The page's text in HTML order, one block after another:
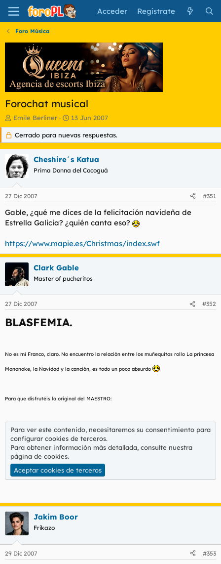
Acceder Regístrate
Foro Música
Forochat musical
I
n
c
i
a
d
o
r
d
l
t
m
a
Emile Berliner
F
e
c
h
d
e
n
i
o
13 Jun 2007
Cerrado para nuevas respuestas.
Cheshire´s Katua
Prima Donna del Cocoguá
27 Dic 2007 #351
Gable, ¿qué me dices de la felicitación navideña de
Estrella Galicia? ¿quién canta eso?
https://www.mapie.es/Christmas/index.swf
Clark Gable
Master of pucheritos
27 Dic 2007 #352
BLASFEMIA.
No es mi Franco, claro. No encuentro la relación entre los muñequitos rollo La princesa
Mononoke, la Navidad y la canción, es todo un poco absurdo
Para que disfrutéis la original del MAESTRO:
Para ver este contenido, necesitaremos su consentimiento para
configurar cookies de terceros.
Para obtener información más detallada, consulte nuestra
página de cookies.
Aceptar cookies de terceros
Jakim Boor
Frikazo
29 Dic 2007 #353